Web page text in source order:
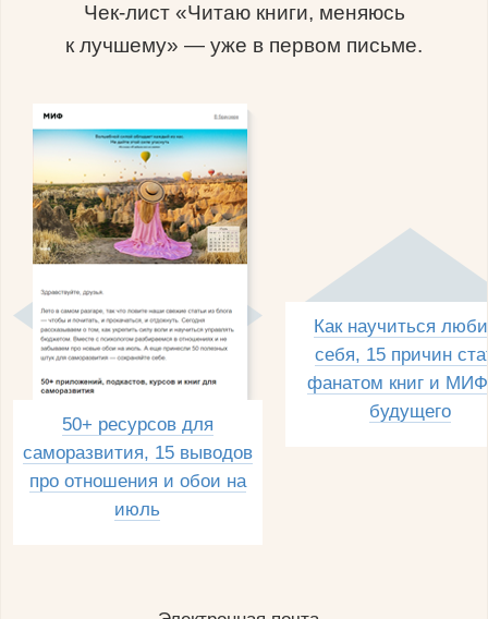
Чек-лист «Читаю книги, меняюсь
к лучшему» — уже в первом письме.
50+ ресурсов для
саморазвития, 15 выводов
про отношения и обои на
июль
Как научиться
себя, 15 причин
фанатом книг и
будущего